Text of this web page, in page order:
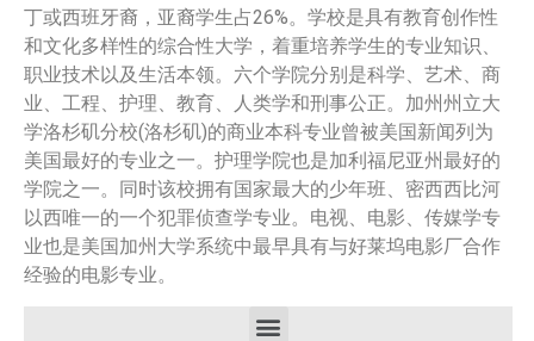
丁或西班牙裔，亚裔学生占26%。学校是具有教育创作性
和文化多样性的综合性大学，着重培养学生的专业知识、
职业技术以及生活本领。六个学院分别是科学、艺术、商
业、工程、护理、教育、人类学和刑事公正。加州州立大
学洛杉矶分校(洛杉矶)的商业本科专业曾被美国新闻列为
美国最好的专业之一。护理学院也是加利福尼亚州最好的
学院之一。同时该校拥有国家最大的少年班、密西西比河
以西唯一的一个犯罪侦查学专业。电视、电影、传媒学专
业也是美国加州大学系统中最早具有与好莱坞电影厂合作
经验的电影专业。